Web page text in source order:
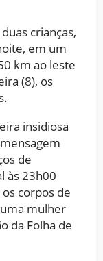
crianças,
em um
km ao leste
(8), os
insidiosa
de
às 23h00
corpos de
mulher
da Folha de